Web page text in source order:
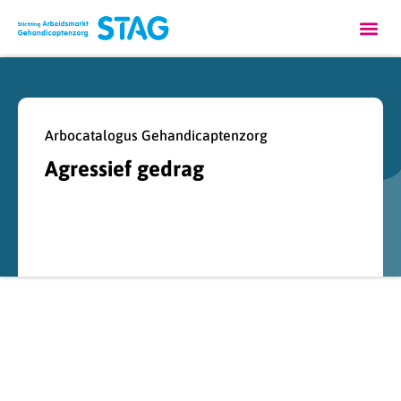
Arbocatalogus Gehandicaptenzorg
Agressief gedrag